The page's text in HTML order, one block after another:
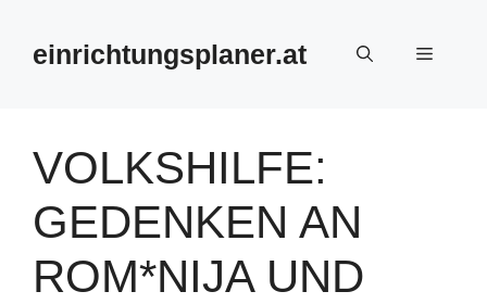
springeneinrichtungsplaner.at Menü
VOLKSHILFE:
GEDENKEN AN
ROM*NIJA UND